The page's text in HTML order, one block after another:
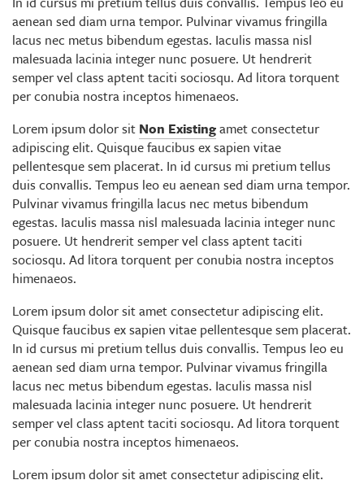
aenean sed diam urna tempor. Pulvinar vivamus fringilla
lacus nec metus bibendum egestas. Iaculis massa nisl
malesuada lacinia integer nunc posuere. Ut hendrerit
semper vel class aptent taciti sociosqu. Ad litora torquent
per conubia nostra inceptos himenaeos.
Lorem ipsum dolor sit Non Existingamet consectetur
adipiscing elit. Quisque faucibus ex sapien vitae
pellentesque sem placerat. In id cursus mi pretium tellus
duis convallis. Tempus leo eu aenean sed diam urna tempor.
Pulvinar vivamus fringilla lacus nec metus bibendum
egestas. Iaculis massa nisl malesuada lacinia integer nunc
posuere. Ut hendrerit semper vel class aptent taciti
sociosqu. Ad litora torquent per conubia nostra inceptos
himenaeos.
Lorem ipsum dolor sit amet consectetur adipiscing elit.
Quisque faucibus ex sapien vitae pellentesque sem placerat.
In id cursus mi pretium tellus duis convallis. Tempus leo eu
aenean sed diam urna tempor. Pulvinar vivamus fringilla
lacus nec metus bibendum egestas. Iaculis massa nisl
malesuada lacinia integer nunc posuere. Ut hendrerit
semper vel class aptent taciti sociosqu. Ad litora torquent
per conubia nostra inceptos himenaeos.
Lorem ipsum dolor sit amet consectetur adipiscing elit.